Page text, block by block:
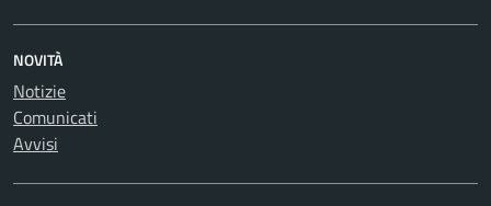
NOVITÀ
Notizie
Comunicati
Avvisi